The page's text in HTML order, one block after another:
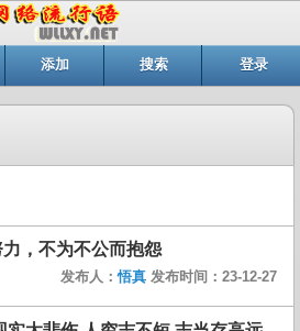
添加 搜索 登录
，不为不公而抱怨
发布人：悟真 发布时间：23-12-27